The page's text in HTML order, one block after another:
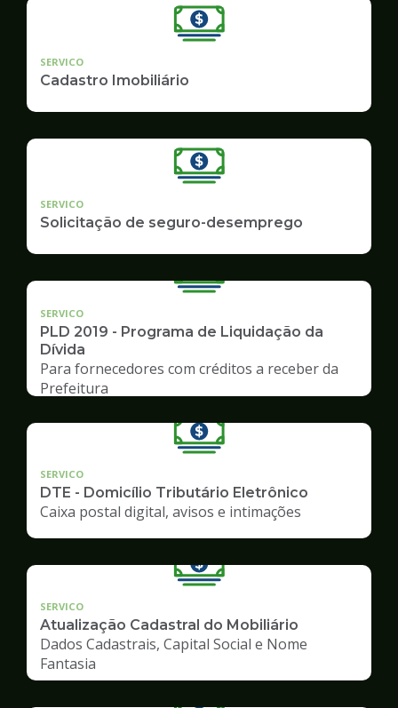
SERVICO
Cadastro Imobiliário
SERVICO
Solicitação de seguro-desemprego
SERVICO
PLD 2019 - Programa de Liquidação da
Dívida
Para fornecedores com créditos a receber da
Prefeitura
SERVICO
DTE - Domicílio Tributário Eletrônico
Caixa postal digital, avisos e intimações
SERVICO
Atualização Cadastral do Mobiliário
Dados Cadastrais, Capital Social e Nome
Fantasia